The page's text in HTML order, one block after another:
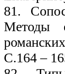
81.
Методы
С.164 –